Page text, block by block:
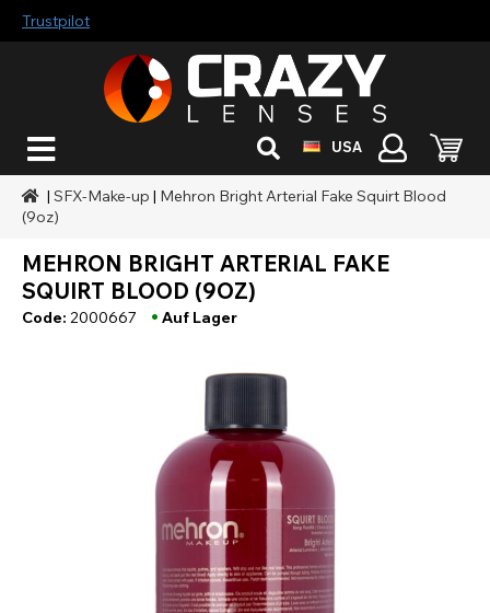
Trustpilot
USA
| SFX-Make-up | Mehron Bright Arterial Fake Squirt Blood
(9oz)
MEHRON BRIGHT ARTERIAL FAKE
SQUIRT BLOOD (9OZ)
Code: 2000667 • Auf Lager